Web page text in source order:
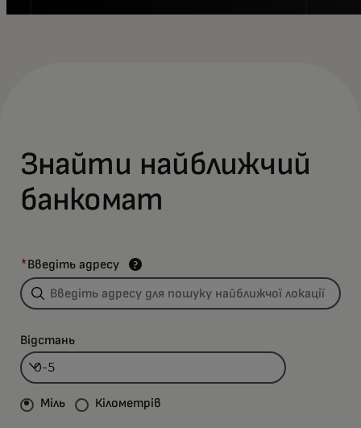
Знайти найближчий
банкомат
*Введіть адресу
Відстань
Міль Кілометрів